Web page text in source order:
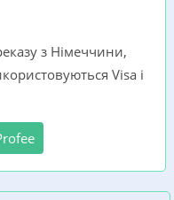
з Німеччини,
Visa i